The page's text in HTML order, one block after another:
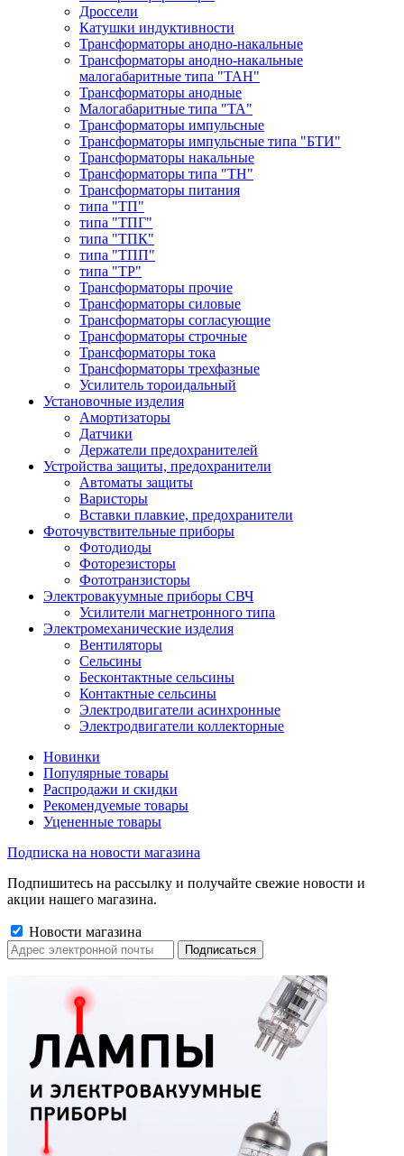
Дроссели
Катушки индуктивности
Трансформаторы анодно-накальные
Трансформаторы анодно-накальные
малогабаритные типа "ТАН"
Трансформаторы анодные
Малогабаритные типа "ТА"
Трансформаторы импульсные
Трансформаторы импульсные типа "БТИ"
Трансформаторы накальные
Трансформаторы типа "ТН"
Трансформаторы питания
типа "ТП"
типа "ТПГ"
типа "ТПК"
типа "ТПП"
типа "ТР"
Трансформаторы прочие
Трансформаторы силовые
Трансформаторы согласующие
Трансформаторы строчные
Трансформаторы тока
Трансформаторы трехфазные
Усилитель тороидальный
Установочные изделия
Амортизаторы
Датчики
Держатели предохранителей
Устройства защиты, предохранители
Автоматы защиты
Варисторы
Вставки плавкие, предохранители
Фоточувствительные приборы
Фотодиоды
Фоторезисторы
Фототранзисторы
Электровакуумные приборы СВЧ
Усилители магнетронного типа
Электромеханические изделия
Вентиляторы
Сельсины
Бесконтактные сельсины
Контактные сельсины
Электродвигатели асинхронные
Электродвигатели коллекторные
Новинки
Популярные товары
Распродажи и скидки
Рекомендуемые товары
Уцененные товары
Подписка на новости магазина
Подпишитесь на рассылку и получайте свежие новости и
акции нашего магазина.
Новости магазина